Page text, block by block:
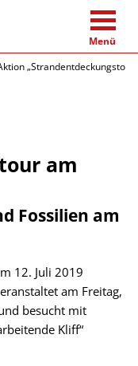
Menü
am
Fossilien am
12. Juli 2019
am Freitag,
besucht mit
Kliff“